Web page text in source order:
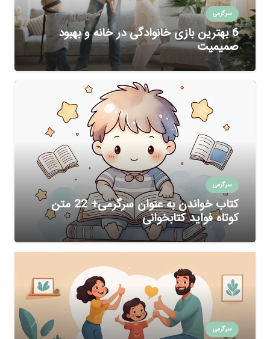
سرگرمی
6 بهترین بازی خانوادگی در خانه و بهبود
صمیمیت
سرگرمی
کتاب خواندن به عنوان سرگرمی+ 22 متن
کوتاه فواید کتابخوانی
سرگرمی